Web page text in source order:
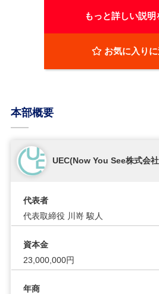
もっと詳しい説明
お気に入りに
本部概要
UEC(Now You See株式会
代表者
代表取締役 川嵜 駿人
資本金
23,000,000円
年商